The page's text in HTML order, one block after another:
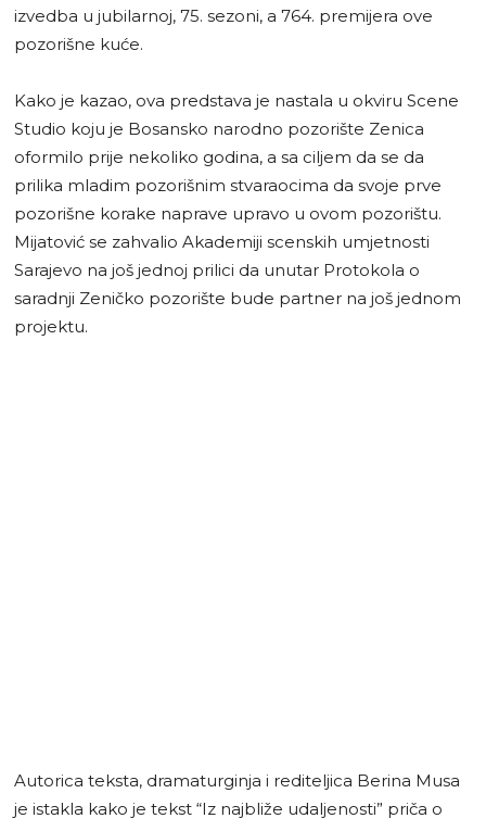
izvedba u jubilarnoj, 75. sezoni, a 764. premijera ove
pozorišne kuće.
Kako je kazao, ova predstava je nastala u okviru Scene
Studio koju je Bosansko narodno pozorište Zenica
oformilo prije nekoliko godina, a sa ciljem da se da
prilika mladim pozorišnim stvaraocima da svoje prve
pozorišne korake naprave upravo u ovom pozorištu.
Mijatović se zahvalio Akademiji scenskih umjetnosti
Sarajevo na još jednoj prilici da unutar Protokola o
saradnji Zeničko pozorište bude partner na još jednom
projektu.
Autorica teksta, dramaturginja i rediteljica Berina Musa
je istakla kako je tekst “Iz najbliže udaljenosti” priča o